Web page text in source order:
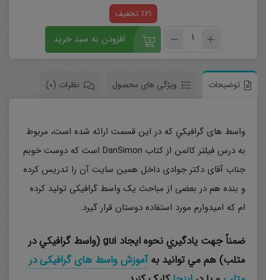
٪21 تخفیف
افزودن به سبد خرید
توضیحات ویژگی های محصول نظرات (0)
واسط های گرافيکي که در این قسمت ارائه شده است، مربوط
به درس فیلتر کالمن از کتاب DanSimon است که دوست خوبم
جناب آقای دکتر جوادی داخل همین سایت آن را تدریس کرده
و بنده هم در بعضی از مباحث یک واسط گرافیکی تولید کرده
ام که امیدوارم مورد استفاده دوستان قرار گیرد.
ضمناً جهت يادگيري نحوه ايجاد gui (واسط گرافيکي در
متلب) هم مي توانيد بهآموزش واسط های گرافیکی در